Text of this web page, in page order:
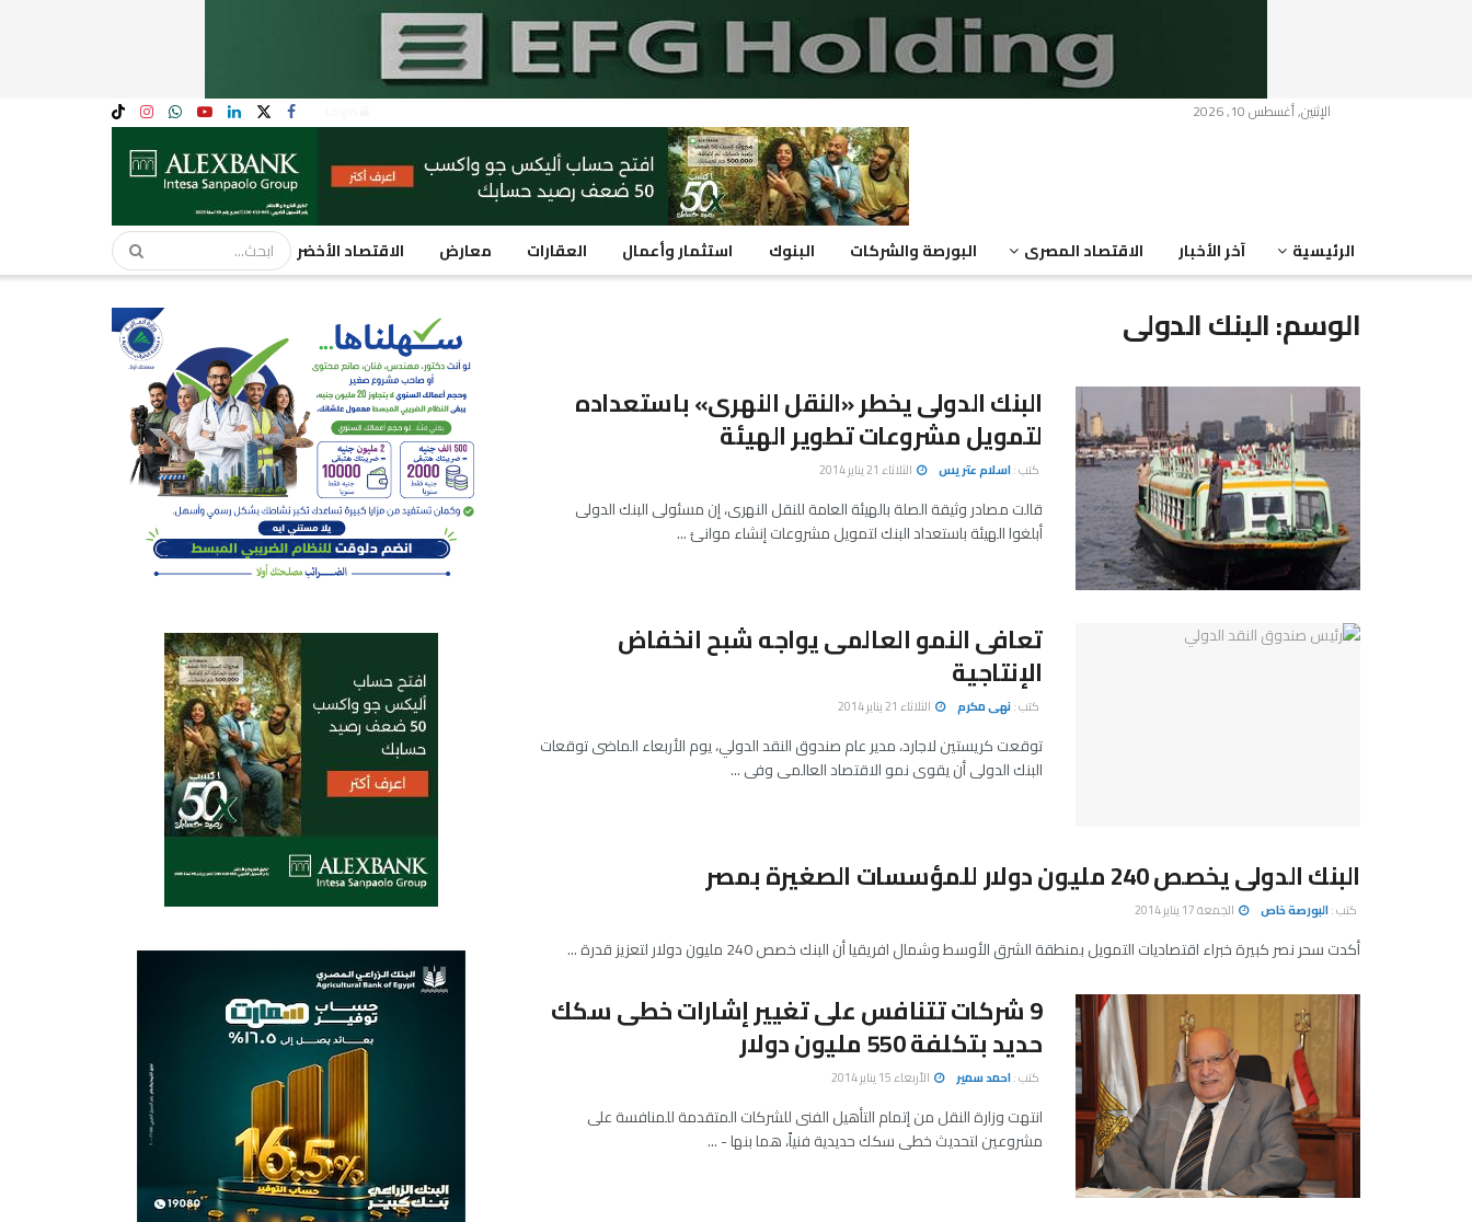
الإثنين, أغسطس 10, 2026
الرئيسية آخر الأخبار الاقتصاد المصرى البورصة والشركات البنوك استثمار وأعمال العقارات معارض الاقتصاد الأخضر
الوسم:البنك الدولى
البنك الدولى يخطر «النقل النهرى» باستعداده
لتمويل مشروعات تطوير الهيئة
كتب :اسلام عتريس الثلاثاء 21 يناير 2014
قالت مصادر وثيقة الصلة بالهيئة العامة للنقل النهرى، إن مسئولى البنك الدولى
أبلغوا الهيئة باستعداد البنك لتمويل مشروعات إنشاء موانئ ...
تعافى النمو العالمى يواجه شبح انخفاض
الإنتاجية
كتب :نهى مكرم الثلاثاء 21 يناير 2014
توقعت كريستين لاجارد، مدير عام صندوق النقد الدولي، يوم الأربعاء الماضى توقعات
البنك الدولى أن يقوى نمو الاقتصاد العالمى وفى ...
البنك الدولى يخصص 240 مليون دولار للمؤسسات الصغيرة بمصر
كتب :البورصة خاص الجمعة 17 يناير 2014
أكدت سحر نصر كبيرة خبراء اقتصاديات التمويل بمنطقة الشرق الأوسط وشمال افريقيا أن البنك خصص 240 مليون دولار لتعزيز قدرة ...
9 شركات تتنافس على تغيير إشارات خطى سكك
حديد بتكلفة 550 مليون دولار
كتب :احمد سمير الأربعاء 15 يناير 2014
انتهت وزارة النقل من إتمام التأهيل الفنى للشركات المتقدمة للمنافسة على
مشروعين لتحديث خطى سكك حديدية فنياً، هما بنها - ...